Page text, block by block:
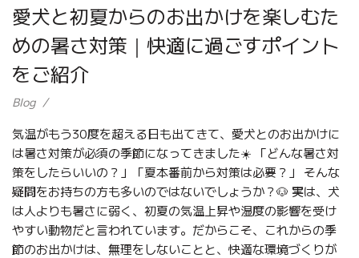
愛犬と初夏からのお出かけを楽しむた
めの暑さ対策｜快適に過ごすポイント
をご紹介
Blog
気温がもう30度を超える日も出てきて、愛犬とのお出かけに
は暑さ対策が必須の季節になってきました☀️ 「どんな暑さ対
策をしたらいいの？」「夏本番前から対策は必要？」 そんな
疑問をお持ちの方も多いのではないでしょうか？🐶 実は、犬
は人よりも暑さに弱く、初夏の気温上昇や湿度の影響を受け
やすい動物だと言われています。だからこそ、これからの季
節のお出かけは、無理をしないことと、快適な環境づくりが